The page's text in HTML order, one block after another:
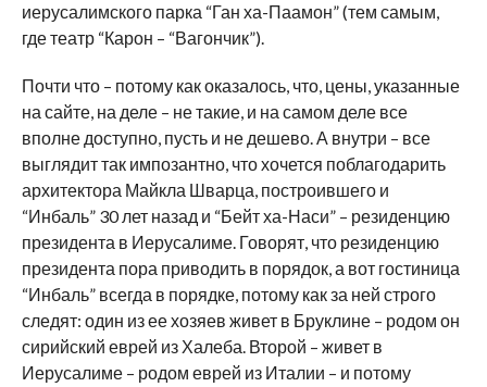
иерусалимского парка “Ган ха-Паамон” (тем самым,
где театр “Карон – “Вагончик”).
Почти что – потому как оказалось, что, цены, указанные
на сайте, на деле – не такие, и на самом деле все
вполне доступно, пусть и не дешево. А внутри – все
выглядит так импозантно, что хочется поблагодарить
архитектора Майкла Шварца, построившего и
“Инбаль” 30 лет назад и “Бейт ха-Наси” – резиденцию
президента в Иерусалиме. Говорят, что резиденцию
президента пора приводить в порядок, а вот гостиница
“Инбаль” всегда в порядке, потому как за ней строго
следят: один из ее хозяев живет в Бруклине – родом он
сирийский еврей из Халеба. Второй – живет в
Иерусалиме – родом еврей из Италии – и потому